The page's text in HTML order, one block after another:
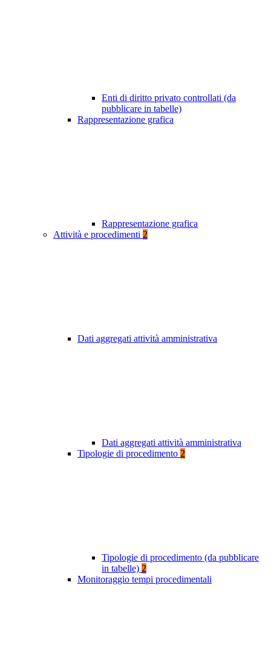
Enti di diritto privato controllati (da
pubblicare in tabelle)
Rappresentazione grafica
Rappresentazione grafica
Attività e procedimenti 2
Dati aggregati attività amministrativa
Dati aggregati attività amministrativa
Tipologie di procedimento 2
Tipologie di procedimento (da pubblicare
in tabelle) 2
Monitoraggio tempi procedimentali